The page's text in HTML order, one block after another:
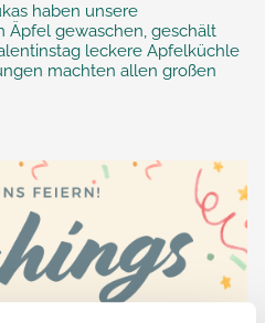
haben unsere
Äpfel gewaschen, geschält
leckere Apfelküchle
machten allen großen